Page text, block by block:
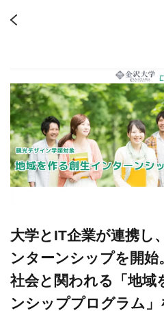
大学とIT企業が連携し
ンターンシップを開始
社会と関われる「地域
ンシッププログラム」